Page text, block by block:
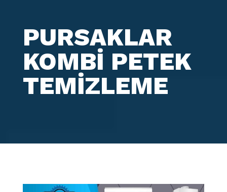
PURSAKLAR
KOMBİ PETEK
TEMİZLEME